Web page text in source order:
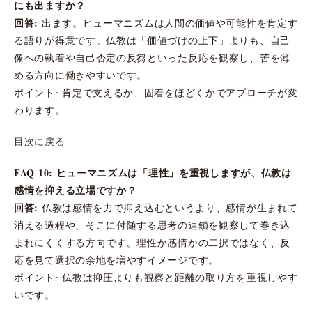
にも出ますか？
回答: 出ます。ヒューマニズムは人間の価値や可能性を肯定す
る語りが得意です。仏教は「価値づけの上下」よりも、自己
像への執着や自己否定の反芻といった反応を観察し、苦を薄
める方向に働きやすいです。
ポイント: 肯定で支えるか、固着をほどくかでアプローチが変
わります。
目次に戻る
FAQ 10: ヒューマニズムは「理性」を重視しますが、仏教は
感情を抑える立場ですか？
回答: 仏教は感情を力で抑え込むというより、感情が生まれて
消える過程や、そこに付随する思考の連鎖を観察して巻き込
まれにくくする方向です。理性か感情かの二択ではなく、反
応を見て選択の余地を増やすイメージです。
ポイント: 仏教は抑圧よりも観察と距離の取り方を重視しやす
いです。